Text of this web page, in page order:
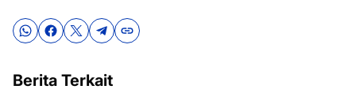
Berita Terkait